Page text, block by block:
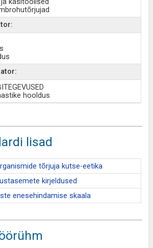
käsitöölised
hooldus
lisad
tõrjuja kutse-eetika
kirjeldused
enesehindamise skaala